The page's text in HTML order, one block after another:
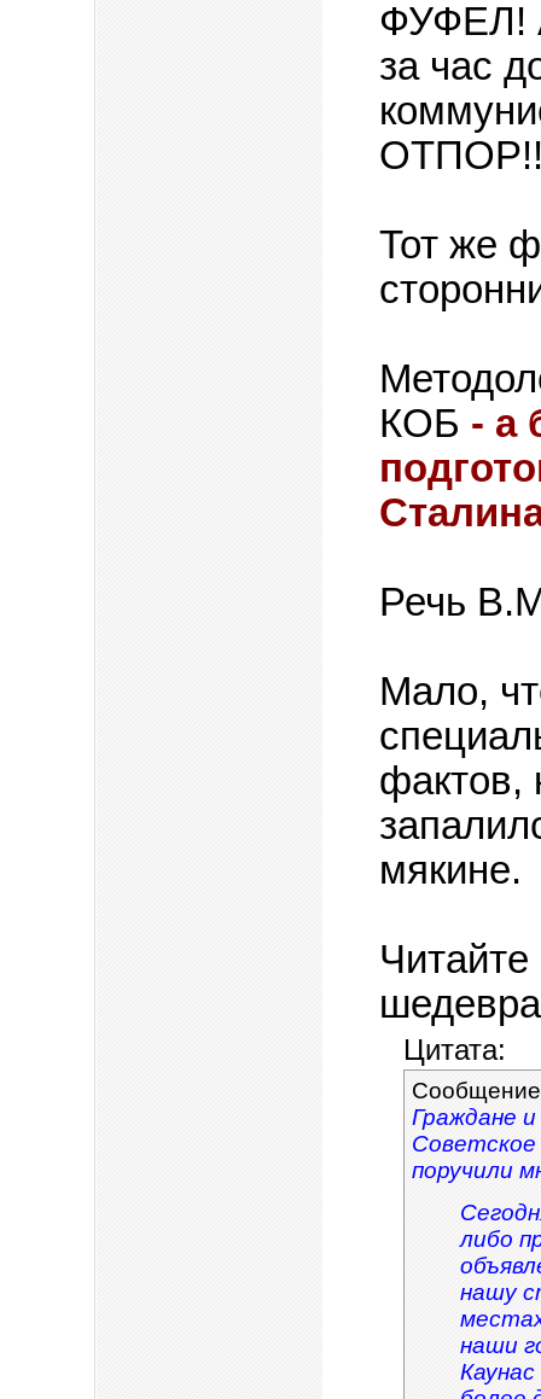
ФУФЕЛ!
за час
Тот же
КОБ - а
Речь
Мало,
фактов,
мякине.
Цитата:
Граждане
поручили
либо
нашу
наши